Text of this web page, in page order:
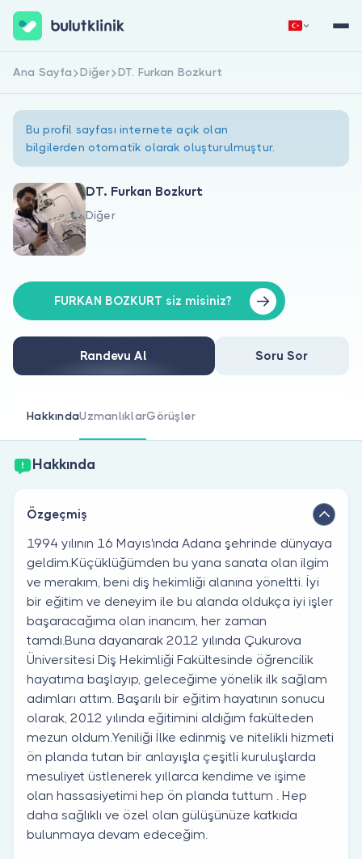
Hakkımızda
Doktorlar için
Doktor musunuz?
Hemen Kaydol
Ana Sayfa Diğer DT. Furkan Bozkurt
Bu profil sayfası internete açık olan
bilgilerden otomatik olarak oluşturulmuştur.
DT. Furkan Bozkurt
Diğer
FURKAN BOZKURT siz misiniz?
Randevu Al Soru Sor
HakkındaUzmanlıklarGörüşler
Hakkında
Özgeçmiş
1994 yılının 16 Mayıs'ında Adana şehrinde dünyaya
geldim.Küçüklüğümden bu yana sanata olan ilgim
ve merakım, beni diş hekimliği alanına yöneltti. İyi
bir eğitim ve deneyim ile bu alanda oldukça iyi işler
başaracağıma olan inancım, her zaman
tamdı.Buna dayanarak 2012 yılında Çukurova
Üniversitesi Diş Hekimliği Fakültesinde öğrencilik
hayatıma başlayıp, geleceğime yönelik ilk sağlam
adımları attım. Başarılı bir eğitim hayatının sonucu
olarak, 2012 yılında eğitimini aldığım fakülteden
mezun oldum.Yeniliği İlke edinmiş ve nitelikli hizmeti
ön planda tutan bir anlayışla çeşitli kuruluşlarda
mesuliyet üstlenerek yıllarca kendime ve işime
olan hassasiyetimi hep ön planda tuttum . Hep
daha sağlıklı ve özel olan gülüşünüze katkıda
bulunmaya devam edeceğim.